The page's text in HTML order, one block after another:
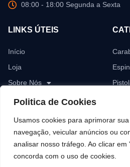
Politica de Cookies
Usamos cookies para aprimorar
navegação, veicular anúncios ou
analisar nosso tráfego. Ao clicar em
concorda com o uso de cookies.
08:00 - 18:00 Segunda a Sexta
LINKS ÚTEIS
Início
Loja
Sobre Nós
Blog